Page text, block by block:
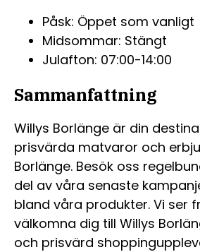
Påsk: Öppet som vanligt
Midsommar: Stängt
Julafton: 07:00-14:00
Sammanfattning
Willys Borlänge är din
prisvärda matvaror och
Borlänge. Besök oss
del av våra senaste
bland våra produkter. Vi ser
välkomna dig till Willys
och prisvärd